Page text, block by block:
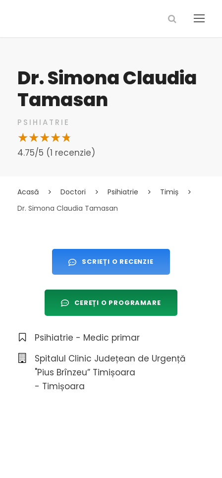
Dr. Simona Claudia
Tamasan
PSIHIATRIE
4.75/5 (1 recenzie)
Acasă Doctori Psihiatrie
Timiș
Dr. Simona Claudia Tamasan
SCRIEȚI O RECENZIE
CEREȚI O PROGRAMARE
Psihiatrie - Medic primar
Spitalul Clinic Județean de Urgență
"Pius Brînzeu” Timișoara
- Timișoara